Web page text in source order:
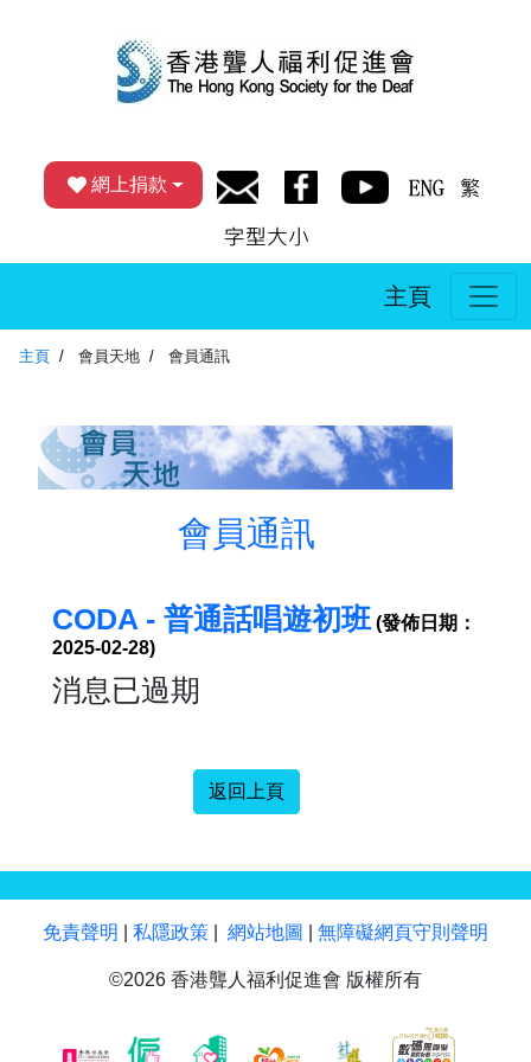
網上捐款
主頁
主頁 會員天地 會員通訊
會員通訊
CODA - 普通話唱遊初班(發佈日期：
2025-02-28)
消息已過期
返回上頁
免責聲明 私隱政策 網站地圖 無障礙網頁守則聲明
©2026 香港聾人福利促進會 版權所有